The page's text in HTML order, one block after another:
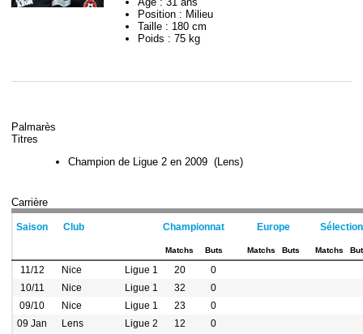
Position : Milieu
Taille : 180 cm
Poids : 75 kg
Palmarès
Titres
Champion de Ligue 2 en 2009 (Lens)
Carrière
Saison Club Championnat Europe Sélection
Matchs Buts Matchs Buts Matchs
11/12 Nice Ligue 1 20
0
10/11
Nice Ligue 1 32
0
09/10
Nice Ligue 1 23
0
09 Jan
Lens Ligue 2 12
0